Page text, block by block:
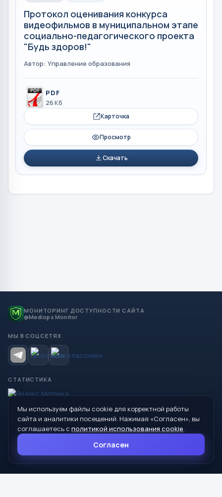
Протокол оценивания конкурса
видеофильмов в муниципальном этапе
социально-педагогического проекта
"Будь здоров!"
Автор: Управление образования
PDF
26 Кб
Карточка
Просмотр
Скачать
МОНИТОРИНГ ДОСТУПНОСТИ САЙТА
@Mediops Monitor
МЫ В СОЦСЕТЯХ
СТАТИСТИКА
© 2026 Управление образования Администрации МО
Сухой Лог
624800, Свердловская область, г. Сухой Лог, ул. Кирова, дом 7
8 (34373) 4-33-85
Мы используем файлы cookie для корректной работы
сайта и аналитики посещений. Нажимая «Согласен», вы
соглашаетесь с политикой использования cookie.
Согласен